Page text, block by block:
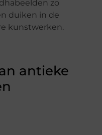
zo
duiken in de
kunstwerken.
antieke